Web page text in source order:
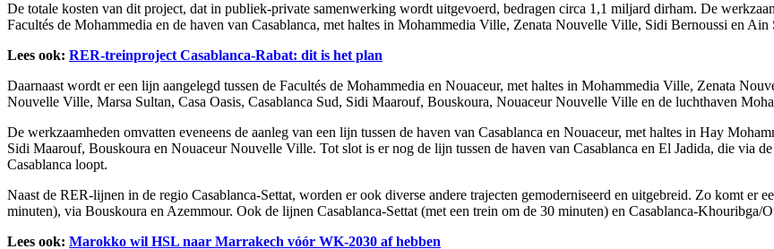
De totale kosten van dit project, dat in publiek-private samenwerking wordt uitgevoerd, bedragen circa 1,1 miljard dirham. De
Facultés de Mohammedia en de haven van Casablanca, met haltes in Mohammedia Ville, Zenata Nouvelle Ville, Sidi Bernoussi en
Lees ook: RER-treinproject Casablanca-Rabat: dit is het plan
Daarnaast wordt er een lijn aangelegd tussen de Facultés de Mohammedia en Nouaceur, met haltes in Mohammedia Ville, Zenata
Nouvelle Ville, Marsa Sultan, Casa Oasis, Casablanca Sud, Sidi Maarouf, Bouskoura, Nouaceur Nouvelle Ville en de luchthaven
De werkzaamheden omvatten eveneens de aanleg van een lijn tussen de haven van Casablanca en Nouaceur, met haltes in Hay
Sidi Maarouf, Bouskoura en Nouaceur Nouvelle Ville. Tot slot is er nog de lijn tussen de haven van Casablanca en El Jadida, die via
Casablanca loopt.
Naast de RER-lijnen in de regio Casablanca-Settat, worden er ook diverse andere trajecten gemoderniseerd en uitgebreid. Zo komt er
minuten), via Bouskoura en Azemmour. Ook de lijnen Casablanca-Settat (met een trein om de 30 minuten) en Casablanca-Khouribga/
Lees ook: Marokko wil HSL naar Marrakech vóór WK-2030 af hebben